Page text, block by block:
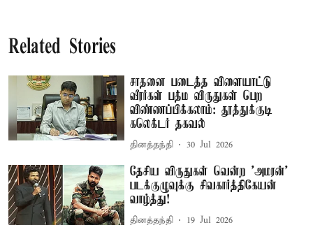
Related Stories
சாதனை படைத்த விளையாட்டு
வீரர்கள் பத்ம விருதுகள் பெற
விண்ணப்பிக்கலாம்: தூத்துக்குடி
கலெக்டர் தகவல்
தினத்தந்தி 30 Jul 2026
தேசிய விருதுகள் வென்ற 'அமரன்'
படக்குழுவுக்கு சிவகார்த்திகேயன்
வாழ்த்து!
தினத்தந்தி 19 Jul 2026